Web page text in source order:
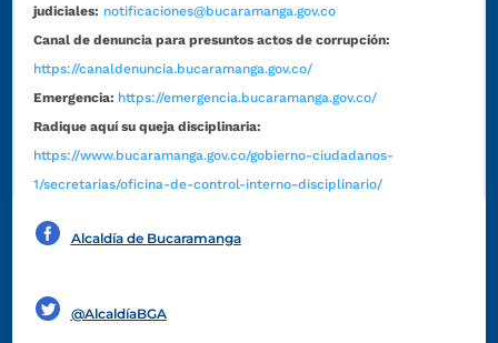
judiciales: notificaciones@bucaramanga.gov.co
Canal de denuncia para presuntos actos de corrupción:
https://canaldenuncia.bucaramanga.gov.co/
Emergencia: https://emergencia.bucaramanga.gov.co/
Radique aquí su queja disciplinaria:
https://www.bucaramanga.gov.co/gobierno-ciudadanos-
1/secretarias/oficina-de-control-interno-disciplinario/
Alcaldía de Bucaramanga
@AlcaldíaBGA